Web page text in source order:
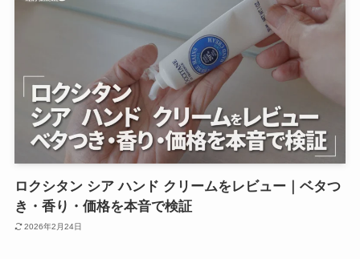
ロクシタン シア ハンド クリームをレビュー｜ベタつ
き・香り・価格を本音で検証
2026年2月24日